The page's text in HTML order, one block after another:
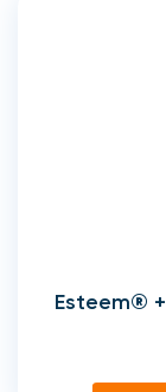
Esteem®